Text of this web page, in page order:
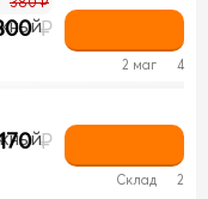
₽
2 маг 4
₽
Склад 2